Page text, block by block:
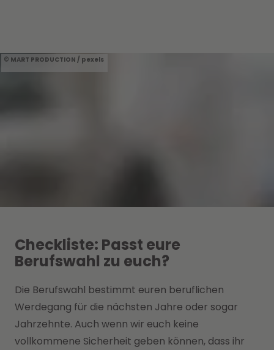
MART PRODUCTION / pexels
Checkliste: Passt eure
Berufswahl zu euch?
Die Berufswahl bestimmt euren beruflichen
Werdegang für die nächsten Jahre oder sogar
Jahrzehnte. Auch wenn wir euch keine
vollkommene Sicherheit geben können, dass ihr